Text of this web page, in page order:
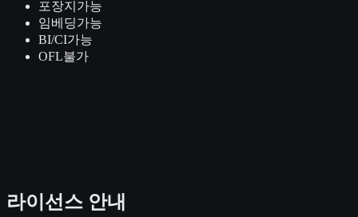
포장지 가능
임베딩가능
BI/CI가능
OFL불가
라이선스 안내